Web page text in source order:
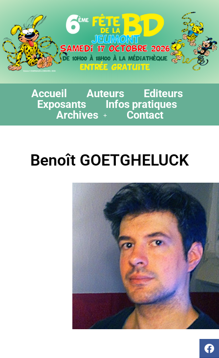
Accueil Auteurs
Editeurs
Exposants
Infos pratiques
Archives
Contact
Benoît GOETGHELUCK